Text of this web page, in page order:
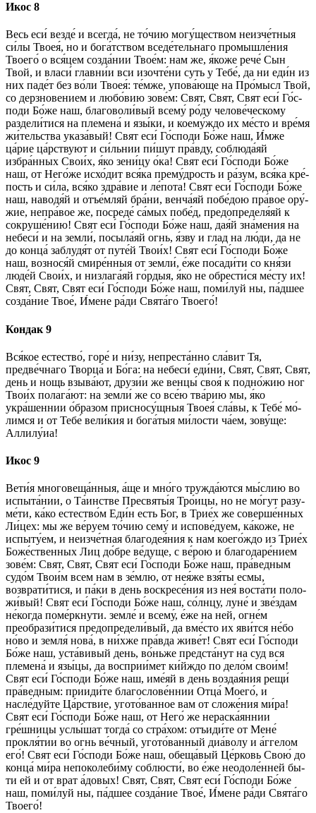
Икос 8
Весь еси́ везде́ и всег­да́, не то́­чию могу́ществом неизче́тныя
си́­лы Твоея́, но и бога́тством вседе́тельнаго про­мыш­ле́­ния
Тво­его́ о вся́цем созда́нии Тво­е́м: нам же, я́ко­же ре­че́ Сын
Твой, и власи́ главни́и вси изочте́ни суть у Те­бе́, да ни еди́н из
них паде́т без во́ли Твоея́: те́м­же, упова́юще на Про́мысл Твой,
со дерз­но­ве­ни­ем и лю­бо́­вию зо­ве́м: Свят, Свят, Свят еси́ Го́с­
по­ди Бо́­же наш, благоволи́вый все­му́ ро́ду челове́ческому
раздели́тися на племена́ и язы́ки, и коему́ждо их ме́сто и вре́­мя
жи́тельства указа́вый! Свят еси́ Го́с­по­ди Бо́­же наш, И́м­же
ца́рие ца́рствуют и си́льнии пи́шут пра́вду, соблюда́яй
избра́нных Сво­и́х, я́ко зени́цу о́ка! Свят еси́ Го́с­по­ди Бо́­же
наш, от Него́же исхо́дит вся́ка прему́дрость и ра́­зум, вся́ка кре́­
пость и си́­ла, вся́ко здра́­вие и ле́пота! Свят еси́ Го́с­по­ди Бо́­же
наш, наводя́й и отъе́мляй бра́­ни, венча́яй по­бе́­дою пра́вое ору́­
жие, непра́вое же, посреде́ са́мых побе́д, предопределя́яй к
сокруше́нию! Свят еси́ Го́с­по­ди Бо́­же наш, дая́й зна́­ме­ния на
не­бе­си́ и на зем­ли́, посыла́яй огнь, я́зву и глад на лю́­ди, да не
до кон­ца́ заблудя́т от путе́й Тво­и́х! Свят еси́ Го́с­по­ди Бо́­же
наш, вознося́й смире́нныя от зем­ли́, е́же посади́ти со кня́зи
лю­де́й Сво­и́х, и низлага́яй го́рдыя, я́ко не обрести́ся ме́сту их!
Свят, Свят, Свят еси́ Го́с­по­ди Бо́­же наш, по­ми́­луй ны, па́дшее
со­зда́­ние Твое́, И́ме­не ра́­ди Свя­та́­го Тво­его́!
Кондак 9
Вся́­кое ес­тес­тво́, го­ре́ и ни́зу, непреста́нно сла́­вит Тя,
предве́чнаго Творца́ и Бо́­га: на не­бе­си́ еди́ни, Свят, Свят, Свят,
день и нощь взыва́ют, друзи́и же вен­цы́ своя́ к подно́жию ног
Тво­и́х полага́ют: на зем­ли́ же со все́ю тва́рию мы, я́ко
укра́шеннии о́б­ра­зом присносу́щныя Твоея́ сла́­вы, к Те­бе́ мо́­
лим­ся и от Те­бе́ ве­ли́­кия и бо­га́­тыя ми́­лос­ти ча́ем, зо­ву́­ще:
Алли­лу́иа!
Икос 9
Ве­ти́я мно­го­ве­ща́н­ныя, а́ще и мно́­го тружда́ются мы́слию во
испыта́нии, о Та́инстве Пре­свя­ты́я Тро́ицы, но не мо́гут ра­зу­
ме́­ти, ка́­ко естество́м Еди́н есть Бог, в Трие́х же соверше́нных
Ли́цех: мы же ве́­ру­ем то́­чию се­му́ и ис­по­ве́­ду­ем, ка́коже, не
испыту́ем, и неизче́тная благодея́ния к нам коего́ждо из Трие́х
Бо­же́ст­вен­ных Лиц до́б­ре ве́­ду­ще, с ве́­рою и благодаре́нием
зо­ве́м: Свят, Свят, Свят еси́ Го́с­по­ди Бо́­же наш, пра́ведным
судо́м Тво­и́м всем нам в зе́м­лю, от нея́же взя́ты ес­мы,
возврати́тися, и па́­ки в день воскресе́ния из нея́ воста́ти по­ло­
жи́­вый! Свят еси́ Го́с­по­ди Бо́­же наш, со́лн­цу, луне́ и зве́здам
не́­ког­да поме́ркнути. земле́ и все­му́, е́же на ней, огне́м
преобрази́тися предопредели́вый, да вме́с­то их яви́тся не́­бо
но́во и земля́ нова́, в ни́х­же пра́вда живе́т! Свят еси́ Го́с­по­ди
Бо́­же наш, уста́вивый день, во́ньже предста́нут на суд вся
племена́ и язы́цы, да восприи́мет ки́йждо по дело́м сво­и́м!
Свят еси́ Го́с­по­ди Бо́­же наш, име́яй в день воздая́ния рещи́
пра́ведным: прииди́те благослове́ннии От­ца́ Мо­его́, и
насле́дуйте Ца́рст­вие, угото́ванное вам от сложе́ния ми́­ра!
Свят еси́ Го́с­по­ди Бо́­же наш, от Не­го́ же нераска́яннии
гре́шницы услы́шат тог­да́ со стра́­хом: отъиди́те от Ме­не́
прокля́тии во огнь ве́чный, угото́ванный диа́волу и а́ггелом
его́! Свят еси́ Го́с­по­ди Бо́­же наш, обеща́вый Це́р­ковь Свою́ до
кон­ца́ ми́­ра непоколеби́му со­блюс­ти́, во е́же неодоле́нней бы­
ти ей и от врат а́до­вых! Свят, Свят, Свят еси́ Го́с­по­ди Бо́­же
наш, по­ми́­луй ны, па́дшее со­зда́­ние Твое́, И́ме­не ра́­ди Свя­та́­го
Тво­его́!